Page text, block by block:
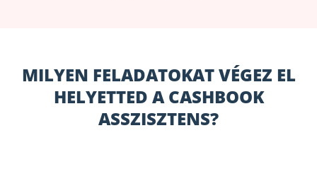
MILYEN FELADATOKAT VÉGEZ EL
HELYETTED A CASHBOOK
ASSZISZTENS?